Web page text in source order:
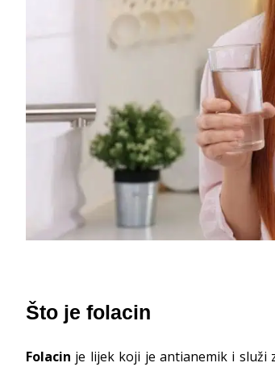
Što je folacin
Folacin je lijek koji je antianemik i služi